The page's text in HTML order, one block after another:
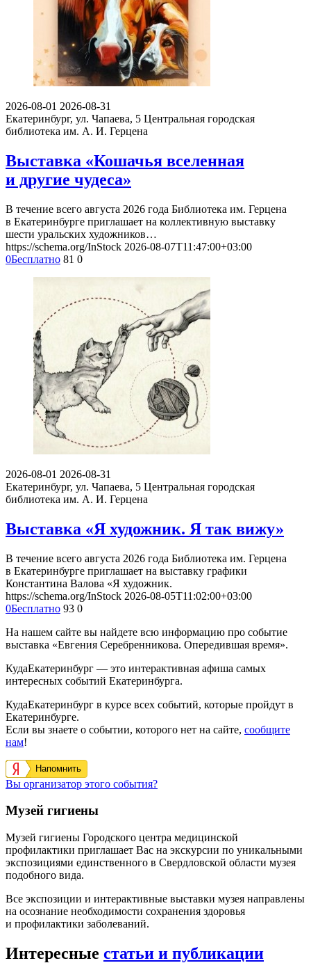
2026-08-01 2026-08-31
Екатеринбург, ул. Чапаева, 5 Центральная городская
библиотека им. А. И. Герцена
Выставка «Кошачья вселенная
и другие чудеса»
В течение всего августа 2026 года Библиотека им. Герцена
в Екатеринбурге приглашает на коллективную выставку
шести уральских художников…
https://schema.org/InStock 2026-08-07T11:47:00+03:00
0Бесплатно 81 0
2026-08-01 2026-08-31
Екатеринбург, ул. Чапаева, 5 Центральная городская
библиотека им. А. И. Герцена
Выставка «Я художник. Я так вижу»
В течение всего августа 2026 года Библиотека им. Герцена
в Екатеринбурге приглашает на выставку графики
Константина Валова «Я художник.
https://schema.org/InStock 2026-08-05T11:02:00+03:00
0Бесплатно 93 0
На нашем сайте вы найдете всю информацию про событие
выставка «Евгения Серебренникова. Опередившая время».
КудаЕкатеринбург — это интерактивная афиша самых
интересных событий Екатеринбурга.
КудаЕкатеринбург в курсе всех событий, которые пройдут в
Екатеринбурге.
Если вы знаете о событии, которого нет на сайте, сообщите
нам!
Напомнить
Вы организатор этого события?
Музей гигиены
Музей гигиены Городского центра медицинской
профилактики приглашает Вас на экскурсии по уникальными
экспозициями единственного в Свердловской области музея
подобного вида.
Все экспозиции и интерактивные выставки музея направлены
на осознание необходимости сохранения здоровья
и профилактики заболеваний.
Интересные статьи и публикации